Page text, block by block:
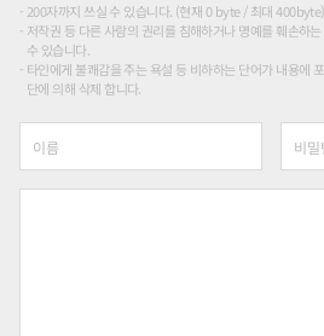
200자까지 쓰실 수 있습니다. (현재 0 byte / 최대 400byte)
저작권 등 다른 사람의 권리를 침해하거나 명예를 훼손하
수 있습니다.
타인에게 불쾌감을 주는 욕설 등 비하하는 단어가 내용에
단에 의해 삭제 합니다.